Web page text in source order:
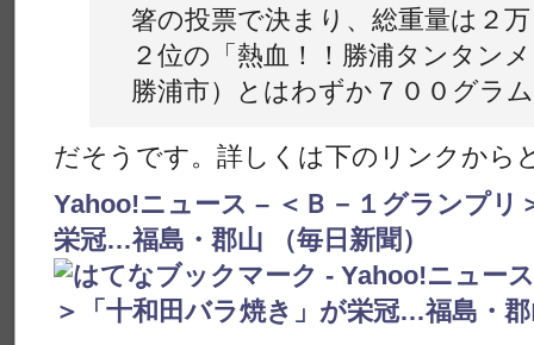
箸の投票で決まり、総重量は２
２位の「熱血！！勝浦タンタン
勝浦市）とはわずか７００グラ
だそうです。詳しくは下のリンクから
Yahoo!ニュース – ＜Ｂ－１グランプリ
栄冠…福島・郡山 （毎日新聞）